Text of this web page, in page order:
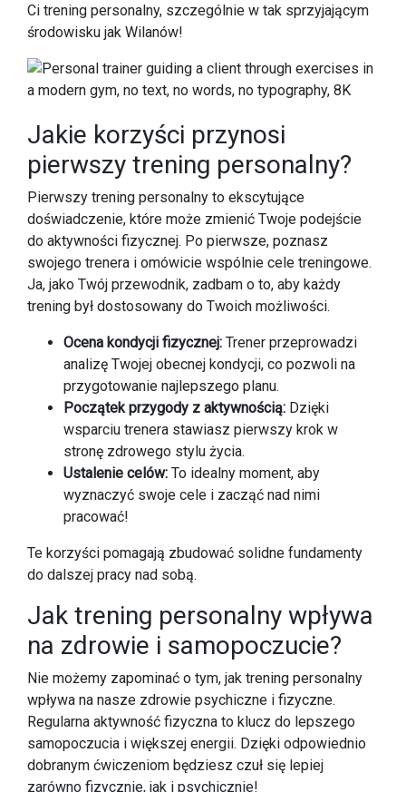
Ci trening personalny, szczególnie w tak sprzyjającym
środowisku jak Wilanów!
Jakie korzyści przynosi
pierwszy trening personalny?
Pierwszy trening personalny to ekscytujące
doświadczenie, które może zmienić Twoje podejście
do aktywności fizycznej. Po pierwsze, poznasz
swojego trenera i omówicie wspólnie cele treningowe.
Ja, jako Twój przewodnik, zadbam o to, aby każdy
trening był dostosowany do Twoich możliwości.
Ocena kondycji fizycznej: Trener przeprowadzi
analizę Twojej obecnej kondycji, co pozwoli na
przygotowanie najlepszego planu.
Początek przygody z aktywnością: Dzięki
wsparciu trenera stawiasz pierwszy krok w
stronę zdrowego stylu życia.
Ustalenie celów: To idealny moment, aby
wyznaczyć swoje cele i zacząć nad nimi
pracować!
Te korzyści pomagają zbudować solidne fundamenty
do dalszej pracy nad sobą.
Jak trening personalny wpływa
na zdrowie i samopoczucie?
Nie możemy zapominać o tym, jak trening personalny
wpływa na nasze zdrowie psychiczne i fizyczne.
Regularna aktywność fizyczna to klucz do lepszego
samopoczucia i większej energii. Dzięki odpowiednio
dobranym ćwiczeniom będziesz czuł się lepiej
zarówno fizycznie, jak i psychicznie!